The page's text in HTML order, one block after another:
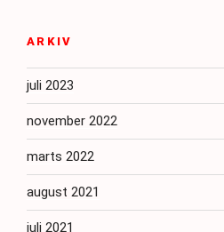
ARKIV
juli 2023
november 2022
marts 2022
august 2021
juli 2021